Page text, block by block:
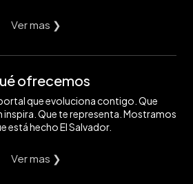
Ver mas ❯
ofrecemos
que evoluciona contigo. Que
Que te representa. Mostramos
está hecho El Salvador.
Ver mas ❯